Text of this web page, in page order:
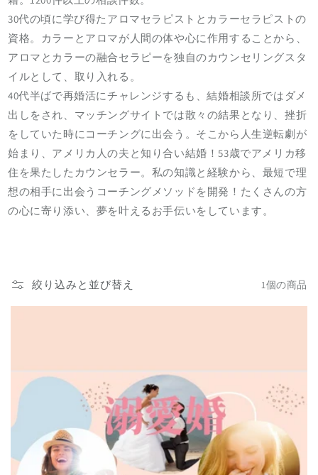
30代の頃に学び得たアロマセラピストとカラーセラピストの
資格。カラーとアロマが人間の体や心に作用することから、
アロマとカラーの融合セラピーを独自のカウンセリングスタ
イルとして、取り入れる。
40代半ばで再婚活にチャレンジするも、結婚相談所ではダメ
出しをされ、マッチングサイトでは散々の結果となり、挫折
をしていた時にコーチングに出会う。そこから人生逆転劇が
始まり、アメリカ人の夫と知り合い結婚！53歳でアメリカ移
住を果たしたカウンセラー。私の知識と経験から、最短で理
想の相手に出会うコーチングメソッドを開発！たくさんの方
の心に寄り添い、夢を叶えるお手伝いをしています。
絞り込みと並び替え 1個の商品